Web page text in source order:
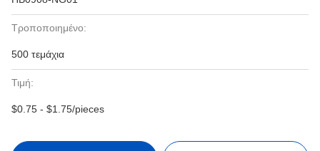
Τροποποιημένο:
500 τεμάχια
Τιμή:
$0.75 - $1.75/pieces